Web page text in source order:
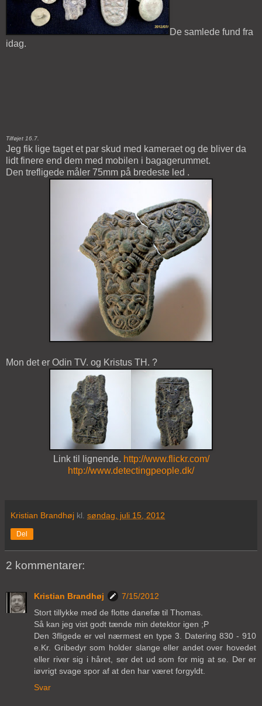
De samlede fund fra
idag.
Tilføjet 16.7.
Jeg fik lige taget et par skud med kameraet og de bliver da
lidt finere end dem med mobilen i bagagerummet.
Den trefligede måler 75mm på bredeste led .
Mon det er Odin TV. og Kristus TH. ?
Link til lignende. http://www.flickr.com/
http://www.detectingpeople.dk/
Kristian Brandhøj kl. søndag, juli 15, 2012
Del
2 kommentarer:
Kristian Brandhøj
7/15/2012
Stort tillykke med de flotte danefæ til Thomas.
Så kan jeg vist godt tænde min detektor igen ;P
Den 3fligede er vel nærmest en type 3. Datering 830 - 910
e.Kr. Gribedyr som holder slange eller andet over hovedet
eller river sig i håret, ser det ud som for mig at se. Der er
iøvrigt svage spor af at den har været forgyldt.
Svar